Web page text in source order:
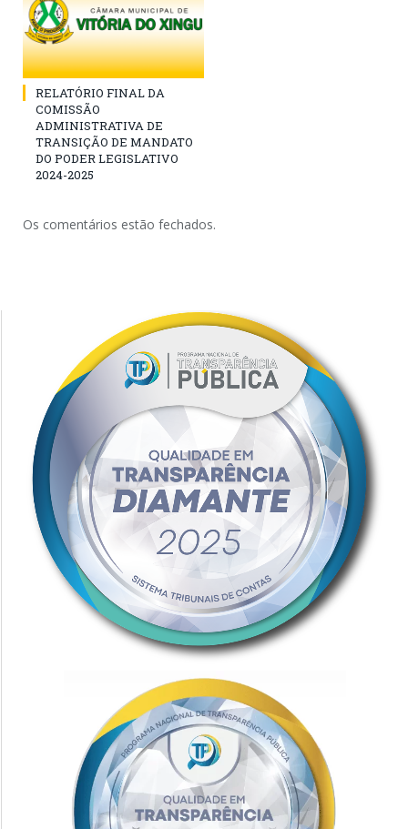
RELATÓRIO FINAL DA
COMISSÃO
ADMINISTRATIVA DE
TRANSIÇÃO DE MANDATO
DO PODER LEGISLATIVO
2024-2025
Os comentários estão fechados.